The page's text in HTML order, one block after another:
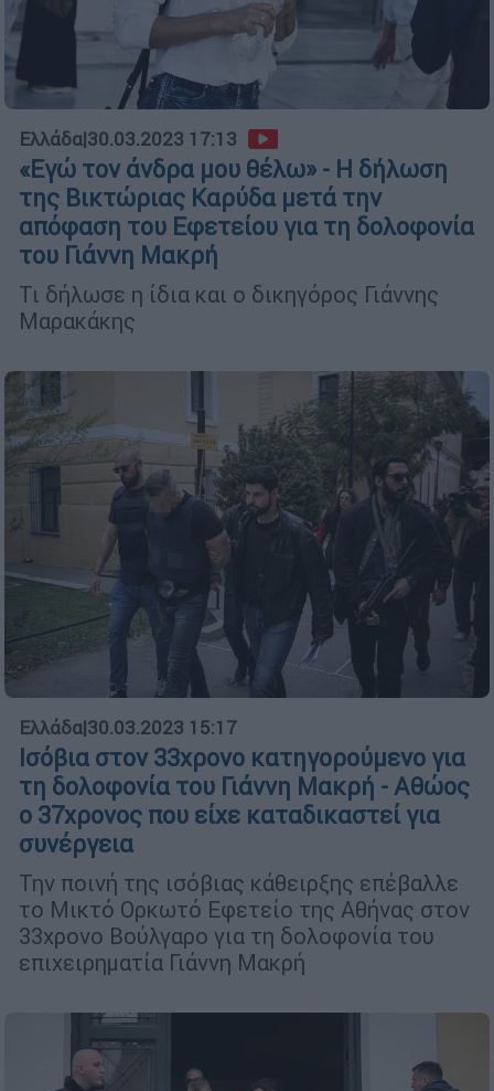
Ελλάδα|30.03.2023 17:13
«Εγώ τον άνδρα μου θέλω» - Η δήλωση
της Βικτώριας Καρύδα μετά την
απόφαση του Εφετείου για τη δολοφονία
του Γιάννη Μακρή
Τι δήλωσε η ίδια και ο δικηγόρος Γιάννης
Μαρακάκης
Ελλάδα|30.03.2023 15:17
Ισόβια στον 33χρονο κατηγορούμενο για
τη δολοφονία του Γιάννη Μακρή - Αθώος
ο 37χρονος που είχε καταδικαστεί για
συνέργεια
Την ποινή της ισόβιας κάθειρξης επέβαλλε
το Μικτό Ορκωτό Εφετείο της Αθήνας στον
33χρονο Βούλγαρο για τη δολοφονία του
επιχειρηματία Γιάννη Μακρή